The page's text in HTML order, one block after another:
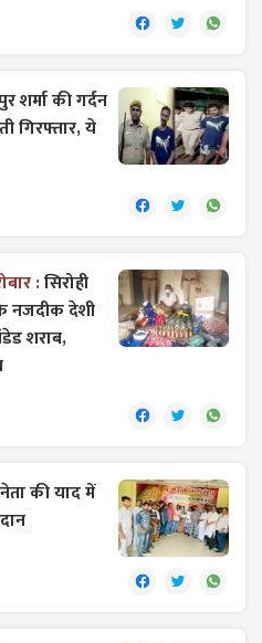
शर्मा की गर्दन
गिरफ्तार, ये
:सिरोही
नजदीक देशी
शराब,
की याद में